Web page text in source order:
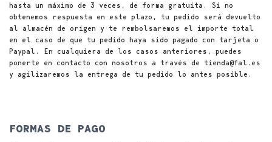
hasta un máximo de 3 veces, de forma gratuita. Si no
obtenemos respuesta en este plazo, tu pedido será devuelto
al almacén de origen y te rembolsaremos el importe total
en el caso de que tu pedido haya sido pagado con tarjeta o
Paypal. En cualquiera de los casos anteriores, puedes
ponerte en contacto con nosotros a través de tienda@fal.es
y agilizaremos la entrega de tu pedido lo antes posible.
FORMAS DE PAGO